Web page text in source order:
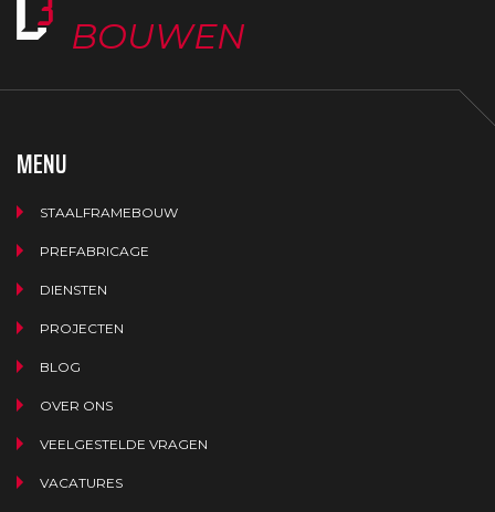
BOUWEN
MENU
STAALFRAMEBOUW
PREFABRICAGE
DIENSTEN
PROJECTEN
BLOG
OVER ONS
VEELGESTELDE VRAGEN
VACATURES